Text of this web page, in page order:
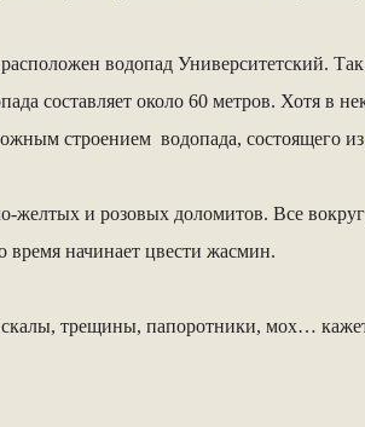
водопад Университетский.
составляет около 60 метров. Хотя в
строением водопада, состоящего из
и розовых доломитов. Все
время начинает цвести жасмин.
трещины, папоротники, мох…